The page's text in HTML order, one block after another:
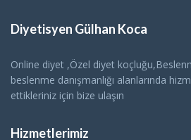
Diyetisyen Gülhan Koca
Online diyet ,Özel diyet
beslenme danışmanlığı alanlarında
ettikleriniz için bize ulaşın
Hizmetlerimiz